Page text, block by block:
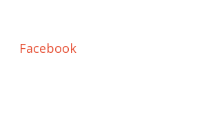
Facebook